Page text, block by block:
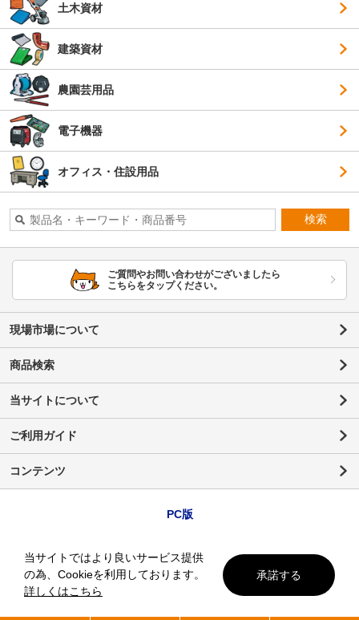
土木資材
建築資材
農園芸用品
電子機器
オフィス・住設用品
検索
ご質問やお問い合わせがございましたら
こちらをタップください。
現場市場について
商品検索
当サイトについて
ご利用ガイド
コンテンツ
PC版
当サイトではより良いサービス提供
の為、Cookieを利用しております。
詳しくはこちら
承諾する